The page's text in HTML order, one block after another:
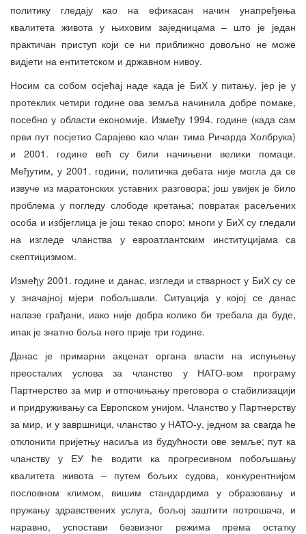
политику гледају као на ефикасан начин унапређења
квалитета живота у њиховим заједницама – што је један
практичан приступ који се ни приближно довољно не може
видјети на ентитетском и државном нивоу.
Носим са собом осјећај наде када је БиХ у питању, јер је у
протеклих четири године ова земља начинила добре помаке,
посебно у области економије. Између 1994. године (када сам
први пут посјетио Сарајево као члан тима Ричарда Холбрука)
и 2001. године већ су били начињени велики помаци.
Међутим, у 2001. години, политичка дебата није могла да се
извуче из маратонских уставних разговора; још увијек је било
проблема у погледу слободе кретања; повратак расељених
особа и избјеглица је још текао споро; многи у БиХ су гледали
на изгледе чланства у евроатлантским институцијама са
скептицизмом.
Између 2001. године и данас, изгледи и стварност у БиХ су се
у значајној мјери побољшали. Ситуација у којој се данас
налазе грађани, иако није добра колико би требала да буде,
ипак је знатно боља него прије три године.
Данас је примарни акценат органа власти на испуњењу
преосталих услова за чланство у НАТО-вом програму
Партнерство за мир и отпочињању преговора о стабилизацији
и придруживању са Европском унијом. Чланство у Партнерству
за мир, и у завршници, чланство у НАТО-у, једном за свагда ће
отклонити пријетњу насиља из будућности ове земље; пут ка
чланству у ЕУ ће водити ка прогресивном побољшању
квалитета живота – путем бољих судова, конкурентнијом
пословном климом, вишим стандардима у образовању и
пружању здравствених услуга, бољој заштити потрошача, и
наравно, успостави безвизног режима према остатку